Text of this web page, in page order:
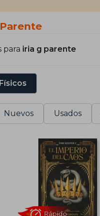
para iria g parente
Nuevos Usados